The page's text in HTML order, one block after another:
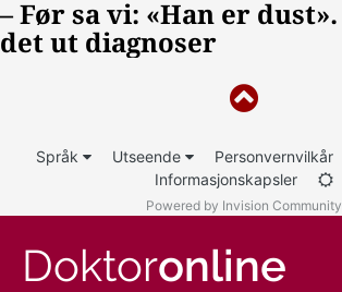
Språk Utseende Personvernvilkår
Informasjonskapsler
Powered by Invision Community
Doktoronline